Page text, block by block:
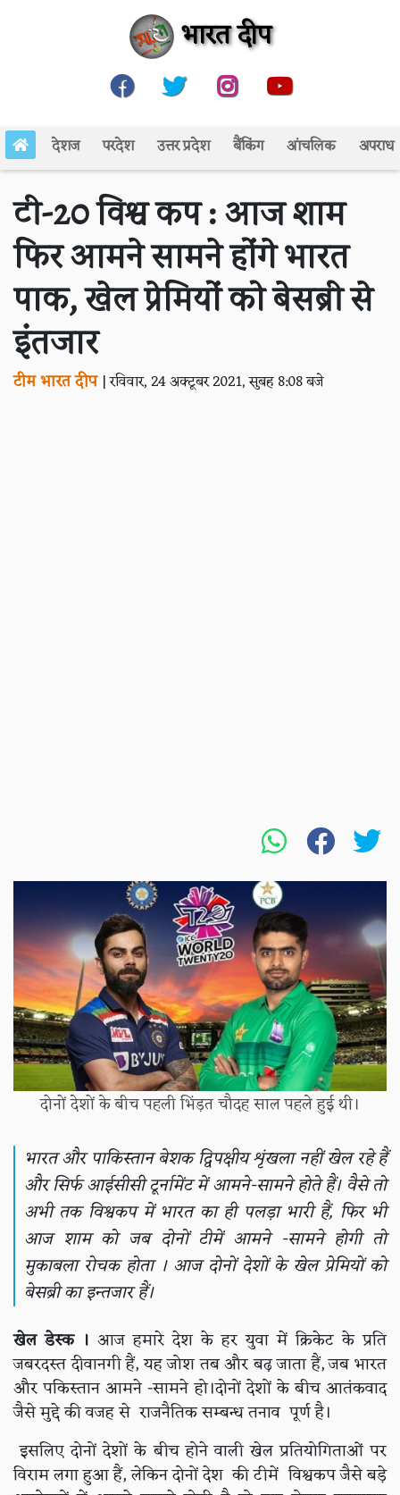
भारत दीप
देशज परदेश उत्तर प्रदेश बैंकिंग आंचलिक अपराध
टी-20 विश्व कप : आज शाम
फिर आमने सामने होंगे भारत
पाक, खेल प्रेमियों को बेसब्री से
इंतजार
टीम भारत दीप |रविवार, 24 अक्टूबर 2021, सुबह 8:08 बजे
दोनों देशों के बीच पहली भिंड़त चौदह साल पहले हुई थी।
भारत और पाकिस्तान बेशक द्विपक्षीय शृंखला नहीं खेल रहे हैं
और सिर्फ आईसीसी टूर्नामेंट में आमने-सामने होते हैं। वैसे तो
अभी तक विश्वकप में भारत का ही पलड़ा भारी हैं, फिर भी
आज शाम को जब दोनों टीमें आमने -सामने होगी तो
मुकाबला रोचक होता । आज दोनों देशों के खेल प्रेमियों को
बेसब्री का इन्तजार हैं।
खेल डेस्क । आज हमारे देश के हर युवा में क्रिकेट के प्रति
जबरदस्त दीवानगी हैं, यह जोश तब और बढ़ जाता हैं, जब भारत
और पकिस्तान आमने -सामने हो।दोनों देशों के बीच आतंकवाद
जैसे मुद्दे की वजह से राजनैतिक सम्बन्ध तनाव पूर्ण है।
इसलिए दोनों देशों के बीच होने वाली खेल प्रतियोगिताओं पर
विराम लगा हुआ हैं, लेकिन दोनों देश की टीमें विश्वकप जैसे बड़े